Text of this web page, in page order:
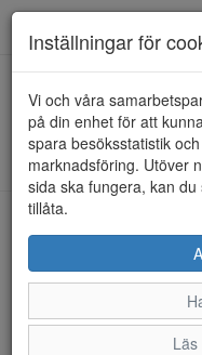
HEM CC RESORT
Kunde inte hitta några
LEVERANS
FRI FRAKT
Inställningar för
Vi och våra
på din enhet för att
spara besöksstatistik
marknadsföring. Utöver
sida ska fungera, kan
tillåta.